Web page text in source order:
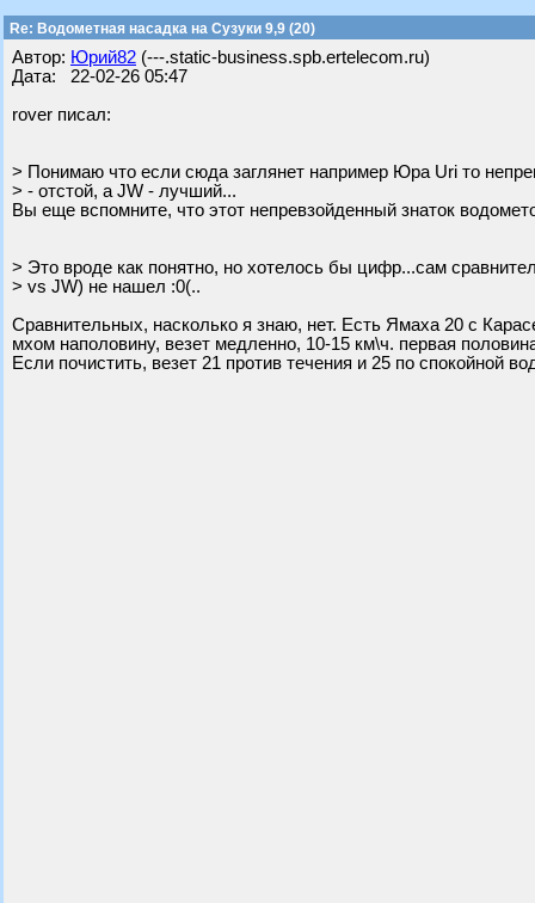
Re: Водометная насадка на Сузуки 9,9 (20)
Автор: Юрий82 (---.static-business.spb.ertelecom.ru)
Дата: 22-02-26 05:47
rover писал:
> Понимаю что если сюда заглянет например Юра Uri то
> - отстой, а JW - лучший...
Вы еще вспомните, что этот непревзойденный знаток
> Это вроде как понятно, но хотелось бы цифр...сам
> vs JW) не нашел :0(..
Сравнительных, насколько я знаю, нет. Есть Ямаха 20 с
мхом наполовину, везет медленно, 10-15 км\ч. первая
Если почистить, везет 21 против течения и 25 по спокойной